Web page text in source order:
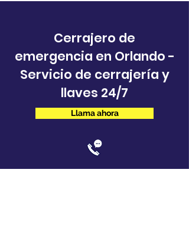
Cerrajero de
emergencia en Orlando -
Servicio de cerrajería y
llaves 24/7
Llama ahora